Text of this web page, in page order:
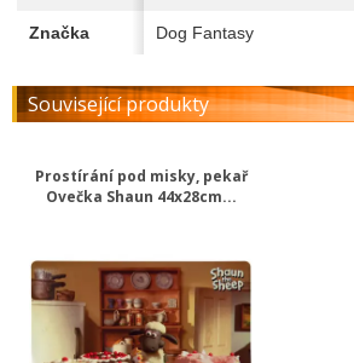
Značka Dog Fantasy
Související produkty
Prostírání pod misky, pekař
Ovečka Shaun 44x28cm...